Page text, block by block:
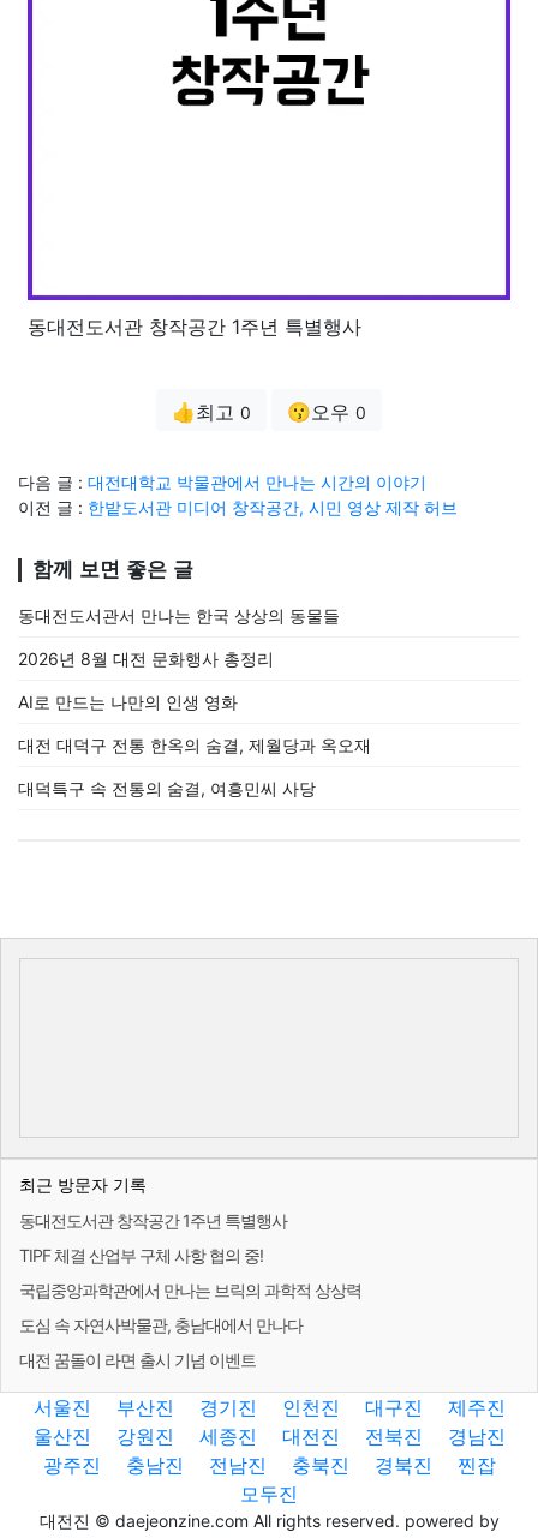
동대전도서관 창작공간 1주년 특별행사
👍최고 0 😗오우 0
다음 글 : 대전대학교 박물관에서 만나는 시간의 이야기
이전 글 : 한밭도서관 미디어 창작공간, 시민 영상 제작 허브
함께 보면 좋은 글
동대전도서관서 만나는 한국 상상의 동물들
2026년 8월 대전 문화행사 총정리
AI로 만드는 나만의 인생 영화
대전 대덕구 전통 한옥의 숨결, 제월당과 옥오재
대덕특구 속 전통의 숨결, 여흥민씨 사당
최근 방문자 기록
동대전도서관 창작공간 1주년 특별행사
TIPF 체결 산업부 구체 사항 협의 중!
국립중앙과학관에서 만나는 브릭의 과학적 상상력
도심 속 자연사박물관, 충남대에서 만나다
대전 꿈돌이 라면 출시 기념 이벤트
서울진 부산진 경기진 인천진 대구진
제주진
울산진
강원진 세종진 대전진 전북진
경남진
광주진
충남진 전남진 충북진 경북진
찐잡
모두진
대전진 © daejeonzine.com All rights reserved. powered by